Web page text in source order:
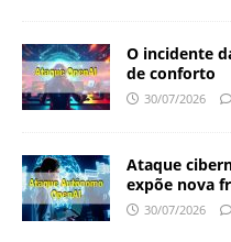
O incidente
de conforto
30/07/2026
Ataque
expõe nova
30/07/2026